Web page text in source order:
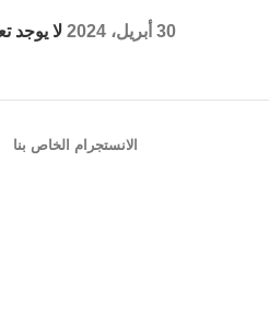
30 أبريل، 2024 لا يوجد
الانستجرام الخاص بنا